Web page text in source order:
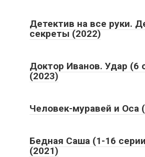
Детектив на все руки.
секреты (2022)
Доктор Иванов. Удар (6
(2023)
Человек-муравей и Оса
Бедная Саша (1-16
(2021)